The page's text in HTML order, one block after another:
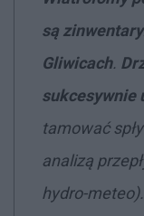
są
Gliwicach.
sukcesywnie
tamować
analizą
hydro-